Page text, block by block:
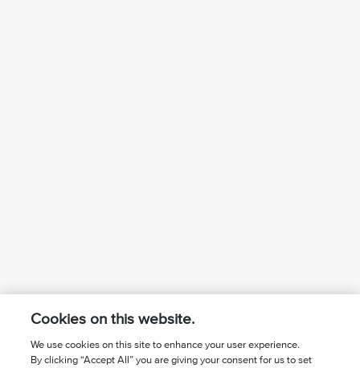
¿Conoces a Jesús? Suscríbase al boletín
Cookies on this website.
We use cookies on this site to enhance your user experience.
By clicking “Accept All” you are giving your consent for us to set